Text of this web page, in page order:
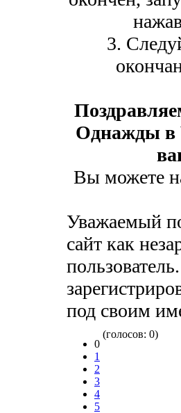
3.
Однажды в
Вы можете
Уважаемый
сайт как
под своим
0
1
2
3
4
5
(голосов: 0)